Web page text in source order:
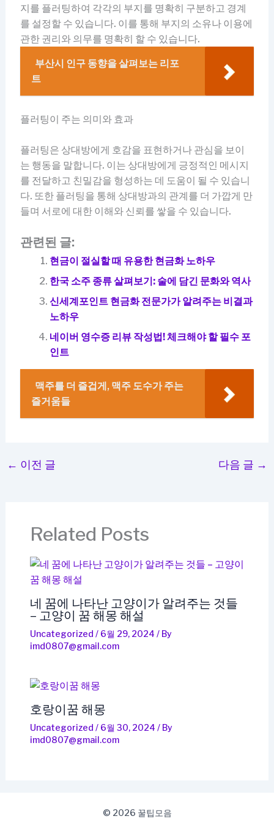
지를 플러팅하여 각각의 부지를 명확히 구분하고 경계
를 설정할 수 있습니다. 이를 통해 부지의 소유나 이용에
관한 권리와 의무를 명확히 할 수 있습니다.
부산시 인구 동향을 살펴보는 리포
트
플러팅이 주는 의미와 효과
플러팅은 상대방에게 호감을 표현하거나 관심을 보이
는 행동을 말합니다. 이는 상대방에게 긍정적인 메시지
를 전달하고 친밀감을 형성하는 데 도움이 될 수 있습니
다. 또한 플러팅을 통해 상대방과의 관계를 더 가깝게 만
들며 서로에 대한 이해와 신뢰를 쌓을 수 있습니다.
관련된 글:
현금이 절실할 때 유용한 현금화 노하우
한국 소주 종류 살펴보기: 술에 담긴 문화와 역사
신세계포인트 현금화 전문가가 알려주는 비결과
노하우
네이버 영수증 리뷰 작성법! 체크해야 할 필수 포
인트
맥주를 더 즐겁게, 맥주 도수가 주는
즐거움들
← 이전 글 다음 글 →
Related Posts
네 꿈에 나타난 고양이가 알려주는 것들
– 고양이 꿈 해몽 해설
Uncategorized / 6월 29, 2024 / By
imd0807@gmail.com
호랑이꿈 해몽
Uncategorized / 6월 30, 2024 / By
imd0807@gmail.com
© 2026 꿀팁모음